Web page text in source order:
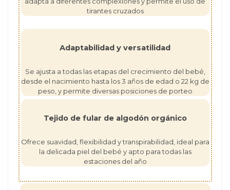
tirantes cruzados
Adaptabilidad y versatilidad
Se ajusta a todas las etapas del crecimiento del bebé,
desde el nacimiento hasta los 3 años de edad o 22 kg de
peso, y permite diversas posiciones de porteo
Tejido de fular de algodón orgánico
Ofrece suavidad, flexibilidad y transpirabilidad, ideal para
la delicada piel del bebé y apto para todas las
estaciones del año